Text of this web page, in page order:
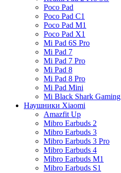
Poco Pad
Poco Pad C1
Poco Pad M1
Poco Pad X1
Mi Pad 6S Pro
Mi Pad 7
Mi Pad 7 Pro
Mi Pad 8
Mi Pad 8 Pro
Mi Pad Mini
Mi Black Shark Gaming
Наушники Xiaomi
Amazfit Up
Mibro Earbuds 2
Mibro Earbuds 3
Mibro Earbuds 3 Pro
Mibro Earbuds 4
Mibro Earbuds M1
Mibro Earbuds S1